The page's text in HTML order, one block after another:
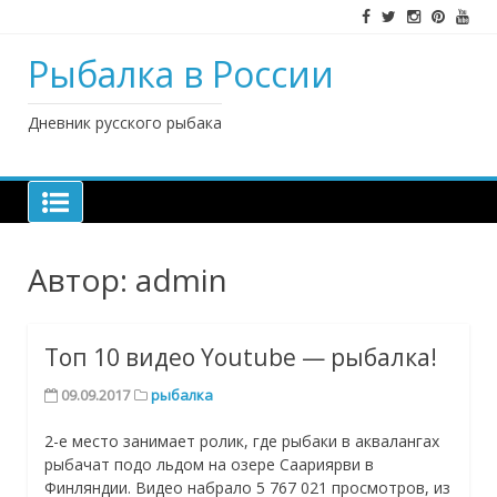
Рыбалка в России
Дневник русского рыбака
Автор: admin
Топ 10 видео Youtube — рыбалка!
09.09.2017 рыбалка
2-е место занимает ролик, где рыбаки в аквалангах
рыбачат подо льдом на озере Саариярви в
Финляндии. Видео набрало 5 767 021 просмотров, из